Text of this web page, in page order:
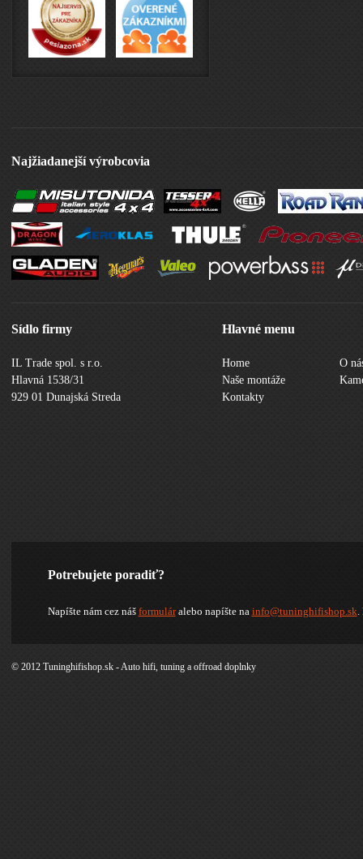
Najžiadanejší výrobcovia
Sídlo firmy
IL Trade spol. s r.o.
Hlavná 1538/31
929 01 Dunajská Streda
Hlavné menu
Home
O
Naše montáže
Kontakty
Potrebujete poradiť?
Napíšte nám cez náš formuláralebo napíšte na info@tuninghifishop.sk.
© 2012 Tuninghifishop.sk - Auto hifi, tuning a offroad doplnky